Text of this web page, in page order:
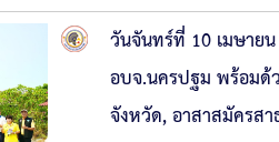
วันจันทร์ที่ 10 เมษาย
อบจ.นครปฐม พร้อมด้
จังหวัด, อาสาสมัครส